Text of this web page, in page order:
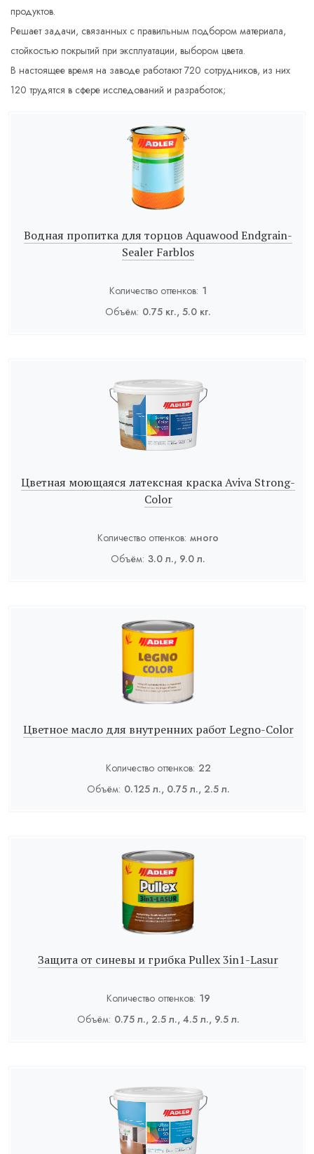
продуктов.
Решает задачи, связанных с правильным подбором материала,
стойкостью покрытий при эксплуатации, выбором цвета.
В настоящее время на заводе работают 720 сотрудников, из них
120 трудятся в сфере исследований и разработок;
Водная пропитка для торцов Aquawood Endgrain-
Sealer Farblos
Количество оттенков: 1
Объём: 0.75 кг., 5.0 кг.
Цветная моющаяся латексная краска Aviva Strong-
Color
Количество оттенков: много
Объём: 3.0 л., 9.0 л.
Цветное масло для внутренних работ Legno-Color
Количество оттенков: 22
Объём: 0.125 л., 0.75 л., 2.5 л.
Защита от синевы и грибка Pullex 3in1-Lasur
Количество оттенков: 19
Объём: 0.75 л., 2.5 л., 4.5 л., 9.5 л.